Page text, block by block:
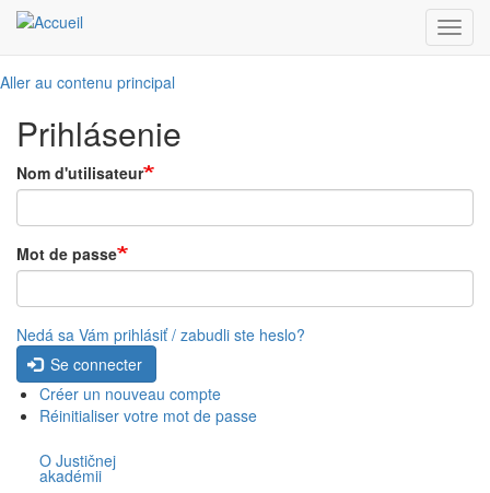
Aller au contenu principal
Prihlásenie
Nom d'utilisateur
Mot de passe
Nedá sa Vám prihlásiť / zabudli ste heslo?
Se connecter
Créer un nouveau compte
Réinitialiser votre mot de passe
O Justičnej
akadémii